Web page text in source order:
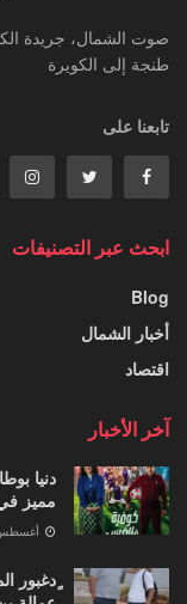
صوت الشمال، جريدة
طنجة إلى الكويرة
تابعنا على
ابحث عبر التصنيفات
Blog
أخبار الشمال
اقتصاد
آخر الأخبار
دنيا
مميز
أغسطس 3,
ٍدغبور